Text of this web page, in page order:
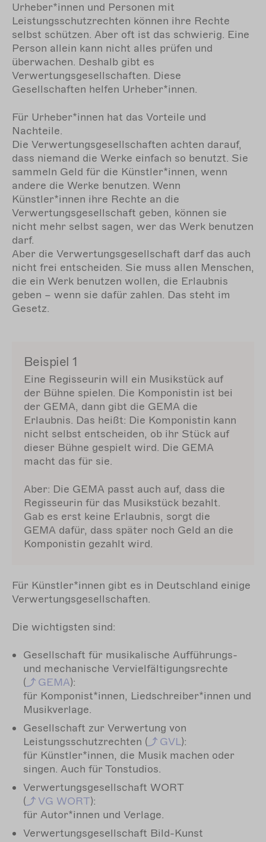
Urheber*innen und Personen mit
Leistungsschutzrechten können ihre Rechte
selbst schützen. Aber oft ist das schwierig. Eine
Person allein kann nicht alles prüfen und
überwachen. Deshalb gibt es
Verwertungsgesellschaften. Diese
Gesellschaften helfen Urheber*innen.
Für Urheber*innen hat das Vorteile und
Nachteile.
Die Verwertungsgesellschaften achten darauf,
dass niemand die Werke einfach so benutzt. Sie
sammeln Geld für die Künstler*innen, wenn
andere die Werke benutzen. Wenn
Künstler*innen ihre Rechte an die
Verwertungsgesellschaft geben, können sie
nicht mehr selbst sagen, wer das Werk benutzen
darf.
Aber die Verwertungsgesellschaft darf das auch
nicht frei entscheiden. Sie muss allen Menschen,
die ein Werk benutzen wollen, die Erlaubnis
geben – wenn sie dafür zahlen. Das steht im
Gesetz.
Beispiel 1
Eine Regisseurin will ein Musikstück auf
der Bühne spielen. Die Komponistin ist bei
der GEMA, dann gibt die GEMA die
Erlaubnis. Das heißt: Die Komponistin kann
nicht selbst entscheiden, ob ihr Stück auf
dieser Bühne gespielt wird. Die GEMA
macht das für sie.
Aber: Die GEMA passt auch auf, dass die
Regisseurin für das Musikstück bezahlt.
Gab es erst keine Erlaubnis, sorgt die
GEMA dafür, dass später noch Geld an die
Komponistin gezahlt wird.
Für Künstler*innen gibt es in Deutschland einige
Verwertungsgesellschaften.
Die wichtigsten sind:
Gesellschaft für musikalische Aufführungs-
und mechanische Vervielfältigungsrechte
(
GEMA):
für Komponist*innen, Liedschreiber*innen und
Musikverlage.
Gesellschaft zur Verwertung von
Leistungsschutzrechten (
GVL):
für Künstler*innen, die Musik machen oder
singen. Auch für Tonstudios.
Verwertungsgesellschaft WORT
(
VG WORT):
für Autor*innen und Verlage.
Verwertungsgesellschaft Bild-Kunst